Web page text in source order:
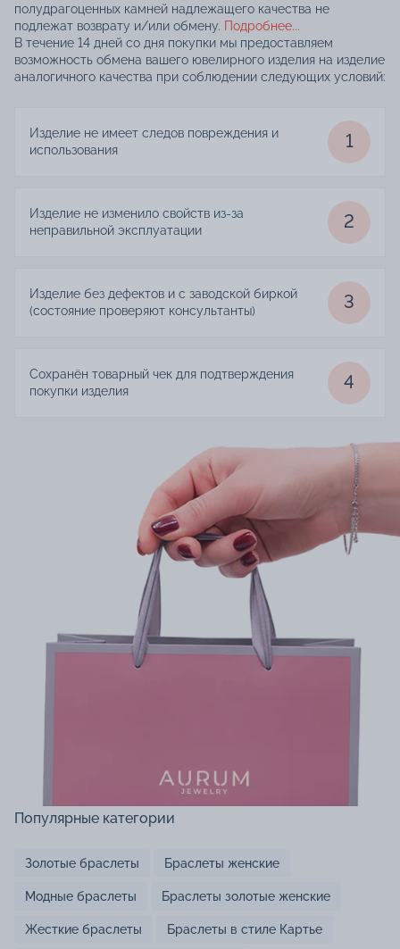
полудрагоценных камней надлежащего качества не
подлежат возврату и/или обмену. Подробнее...
В течение 14 дней со дня покупки мы предоставляем
возможность обмена вашего ювелирного изделия на изделие
аналогичного качества при соблюдении следующих условий:
Изделие не имеет следов повреждения и
использования
1
Изделие не изменило свойств из-за
неправильной эксплуатации
2
Изделие без дефектов и с заводской биркой
(состояние проверяют консультанты)
3
Сохранён товарный чек для подтверждения
покупки изделия
4
Популярные категории
Золотые браслеты Браслеты женские
Модные браслеты Браслеты золотые женские
Жесткие браслеты Браслеты в стиле Картье